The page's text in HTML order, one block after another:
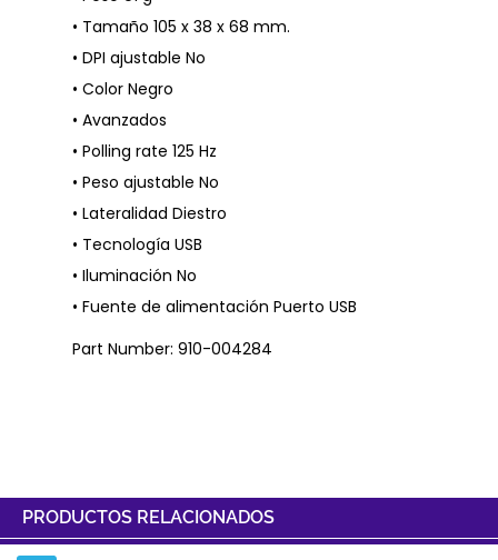
• Tamaño 105 x 38 x 68 mm.
• DPI ajustable No
• Color Negro
• Avanzados
• Polling rate 125 Hz
• Peso ajustable No
• Lateralidad Diestro
• Tecnología USB
• Iluminación No
• Fuente de alimentación Puerto USB
Part Number: 910-004284
PRODUCTOS RELACIONADOS